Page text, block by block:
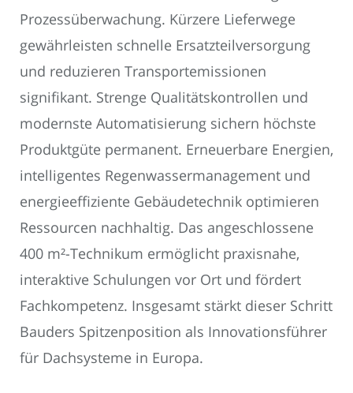
Prozessüberwachung. Kürzere Lieferwege
gewährleisten schnelle Ersatzteilversorgung
und reduzieren Transportemissionen
signifikant. Strenge Qualitätskontrollen und
modernste Automatisierung sichern höchste
Produktgüte permanent. Erneuerbare Energien,
intelligentes Regenwassermanagement und
energieeffiziente Gebäudetechnik optimieren
Ressourcen nachhaltig. Das angeschlossene
400 m²-Technikum ermöglicht praxisnahe,
interaktive Schulungen vor Ort und fördert
Fachkompetenz. Insgesamt stärkt dieser Schritt
Bauders Spitzenposition als Innovationsführer
für Dachsysteme in Europa.